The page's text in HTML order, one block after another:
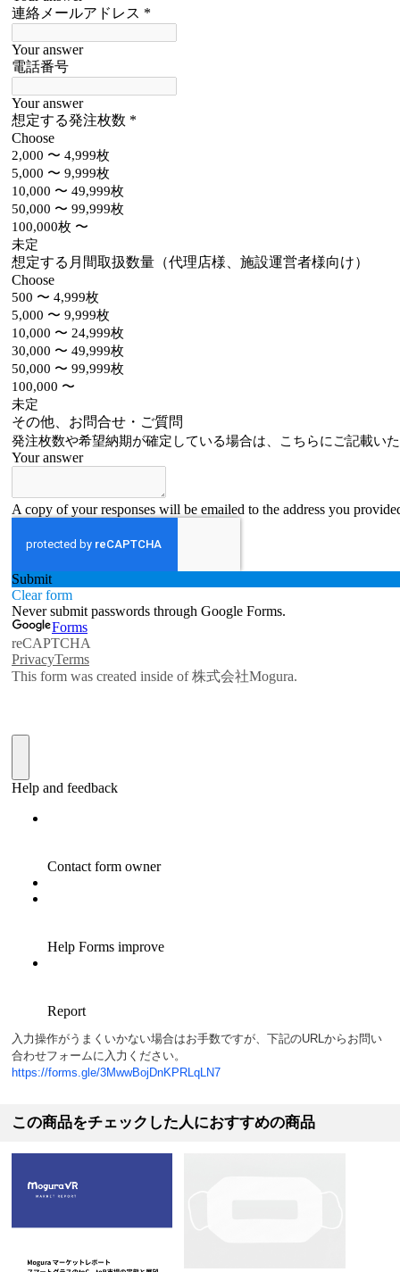
入力操作がうまくいかない場合はお手数ですが、下記のURLからお問い
合わせフォームに入力ください。
https://forms.gle/3MwwBojDnKPRLqLN7
この商品をチェックした人におすすめの商品